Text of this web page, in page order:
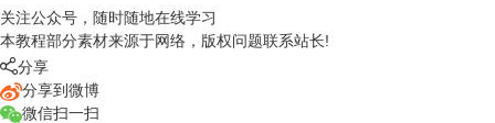
关注公众号，随时随地在线学习
本教程部分素材来源于网络，版权问题联系站长!
分享
分享到微博
微信扫一扫